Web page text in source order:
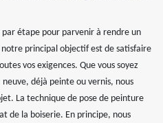
étape pour parvenir à rendre un
principal objectif est de satisfaire
vos exigences. Que vous soyez
déjà peinte ou vernis, nous
La technique de pose de peinture
de la boiserie. En principe, nous